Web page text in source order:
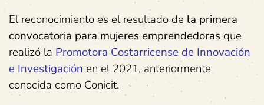
El reconocimiento es el resultado de la primera
convocatoria para mujeres emprendedoras que
realizó la Promotora Costarricense de Innovación
e Investigaciónen el 2021, anteriormente
conocida como Conicit.